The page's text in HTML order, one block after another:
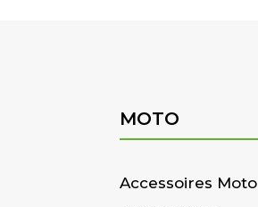
MOTO
Accessoires Moto